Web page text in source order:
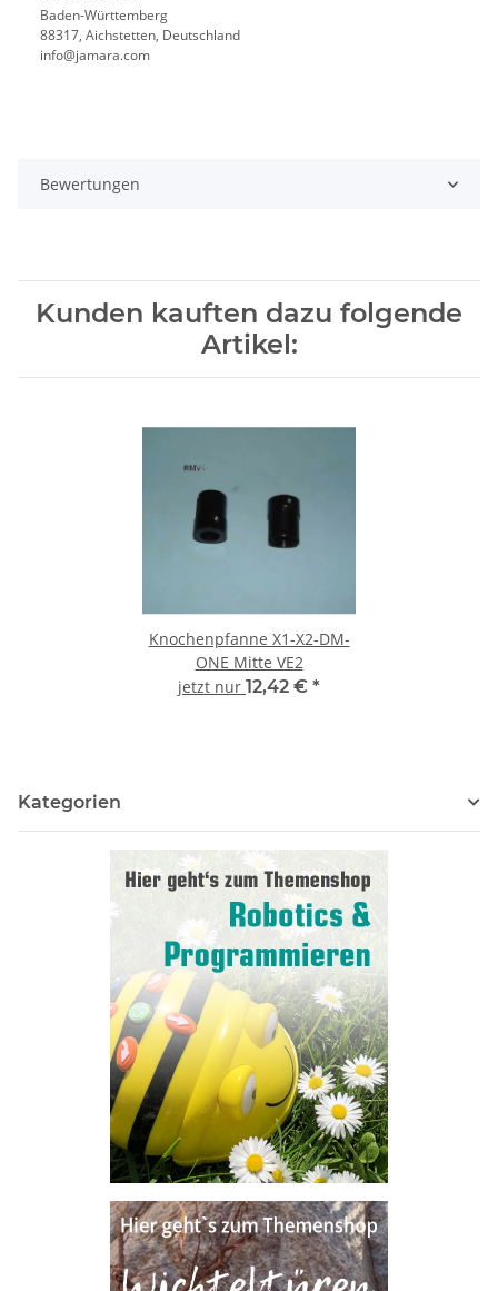
Baden-Württemberg
88317, Aichstetten, Deutschland
info@jamara.com
Bewertungen
Kunden kauften dazu folgende
Artikel:
Knochenpfanne X1-X2-DM-
ONE Mitte VE2
jetzt nur 12,42 € *
Kategorien